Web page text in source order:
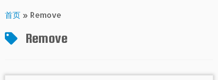
首页 » Remove
Remove